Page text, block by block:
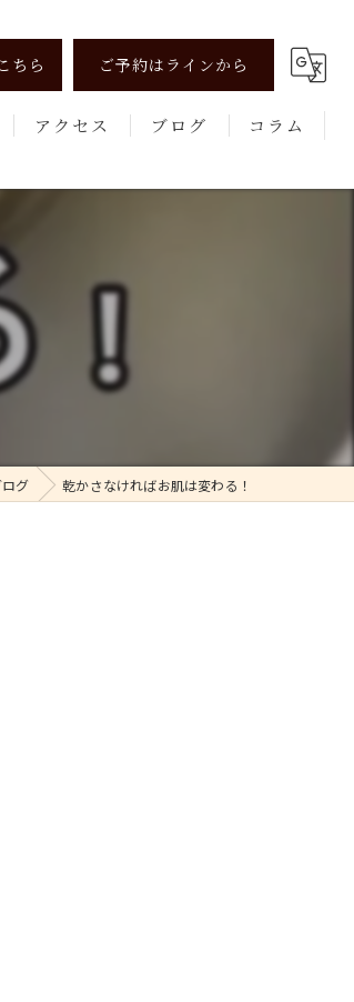
ちら ご予約はラインから
アクセス ブログ コラム
グ 乾かさなければお肌は変わる！